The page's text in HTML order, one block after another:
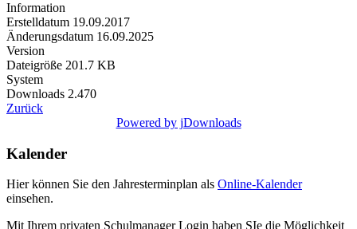
Information
Erstelldatum 19.09.2017
Änderungsdatum 16.09.2025
Version
Dateigröße 201.7 KB
System
Downloads 2.470
Zurück
Powered by jDownloads
Kalender
Hier können Sie den Jahresterminplan als Online-Kalender
einsehen.
Mit Ihrem privaten Schulmanager Login haben SIe die Möglichkeit